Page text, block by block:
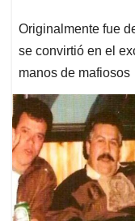
Originalmente fue
se convirtió en el
manos de mafiosos